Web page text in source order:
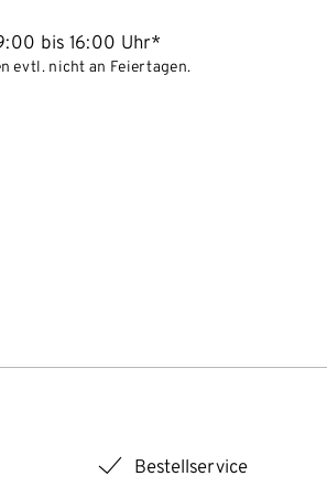
bis 16:00 Uhr*
evtl. nicht an Feiertagen.
checkmark Bestellservice